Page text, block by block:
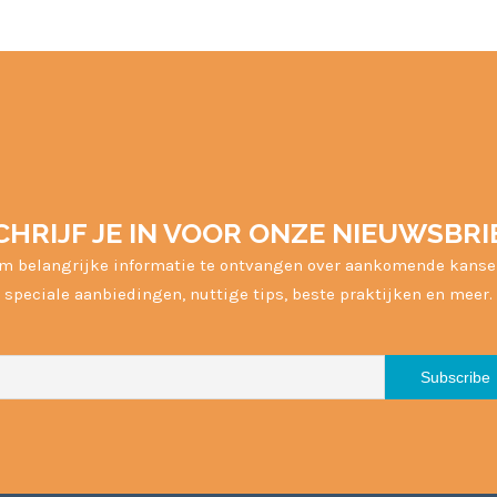
JE IN VOOR ONZE
belangrijke informatie te ontvangen over aankomende
speciale aanbiedingen, nuttige tips, beste praktijken en meer.